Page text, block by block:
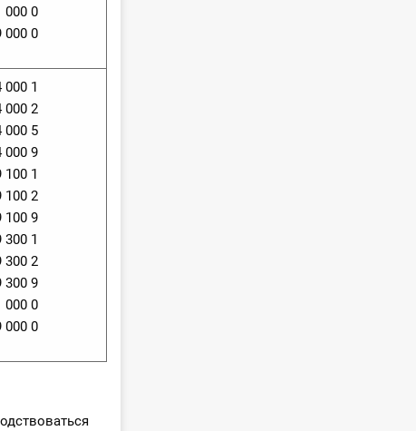
000 0
000 0
000 1
000 2
000 5
000 9
100 1
100 2
100 9
300 1
300 2
300 9
000 0
000 0